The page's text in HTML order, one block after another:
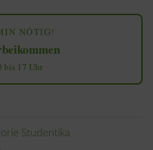
NÖTIG!
bis 17 Uhr
Studentika